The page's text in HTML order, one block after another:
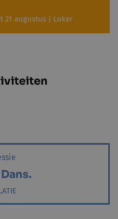
21 augustus | Loker